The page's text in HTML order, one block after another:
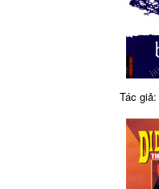
Tác giả: